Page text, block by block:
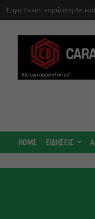
Έργα 7 εκατ. ευρώ στη
Γ. Στάσσης: Προχωρούν και
Center - Χτίζουμε μια πιο
HOME ΕΙΔΗΣΕΙΣ